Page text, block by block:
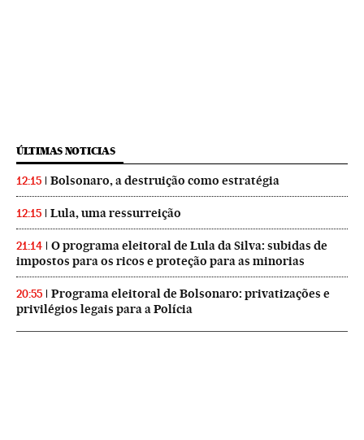
ÚLTIMAS NOTICIAS
12:15 Bolsonaro, a destruição como estratégia
12:15 Lula, uma ressurreição
21:14
O programa eleitoral de Lula da Silva: subidas de
impostos para os ricos e proteção para as minorias
20:55
Programa eleitoral de Bolsonaro: privatizações e
privilégios legais para a Polícia